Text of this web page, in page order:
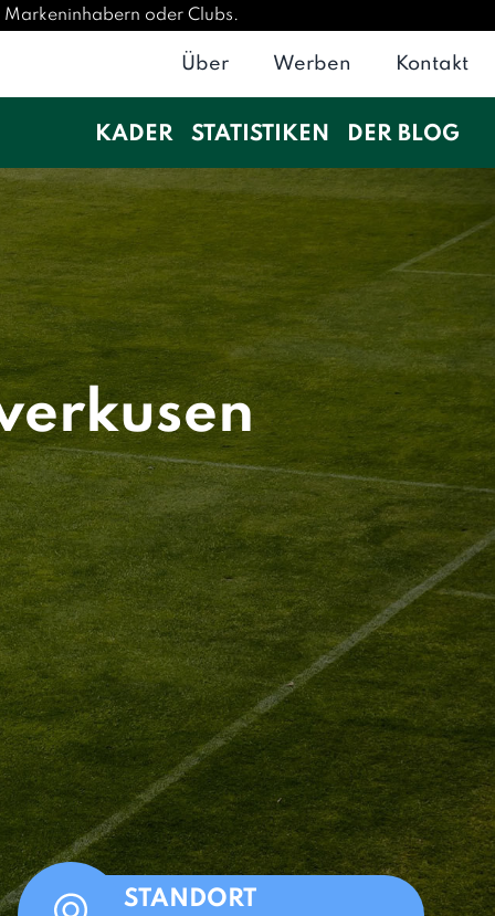
oder Clubs.
Über Werben Kontakt
KADER STATISTIKEN DER BLOG
STANDORT